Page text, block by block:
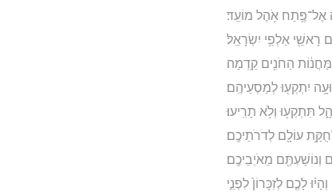
אֶל־פֶּ֖תַח אֹ֥הֶל מוֹעֵֽד׃
רָאשֵׁ֖י אַלְפֵ֥י יִשְׂרָאֵֽל׃
הַחֹנִ֖ים קֵֽדְמָה׃
יִתְקְע֖וּ לְמַסְעֵיהֶֽם׃
תִּתְקְע֖וּ וְלֹ֥א תָרִֽיעוּ׃
עוֹלָ֖ם לְדֹרֹתֵיכֶֽם׃
מֵאֹיְבֵיכֶֽם׃
לָכֶ֤ם לְזִכָּרוֹן֙ לִפְנֵ֣י